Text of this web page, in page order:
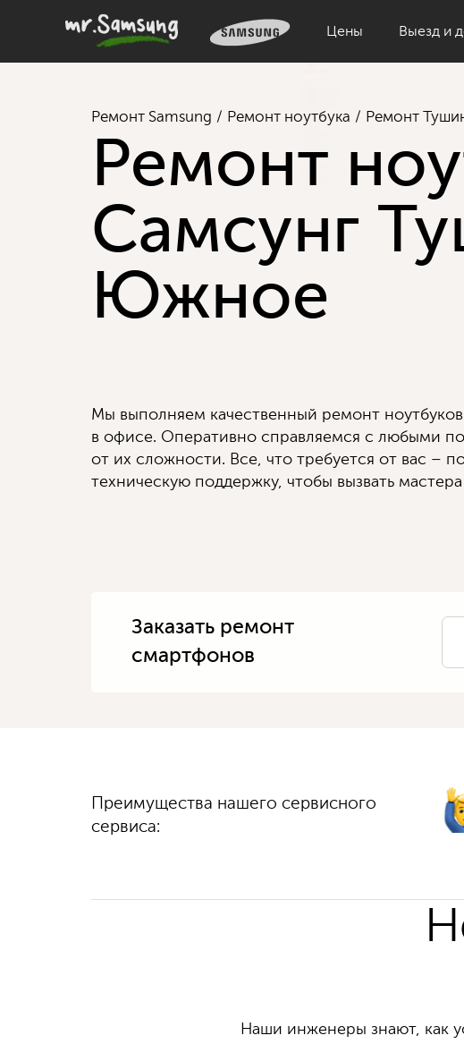
Цены Выезд и
Ремонт Samsung Ремонт ноутбука Ремонт
Ремонт
Самсунг
Южное
Мы выполняем качественный ремонт
в офисе. Оперативно справляемся с любыми
от их сложности. Все, что требуется от вас –
техническую поддержку, чтобы вызвать
Заказать ремонт
смартфонов
Преимущества нашего сервисного
сервиса:
гарантируем
качество
выполняем быстро
Наши инженеры знают, как